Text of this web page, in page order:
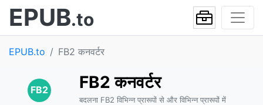
EPUB.to
EPUB.to FB2 कनवर्टर
FB2 FB2 कनवर्टर
बदलना FB2 विभिन्न प्रारूपों से और विभिन्न प्रारूपों में